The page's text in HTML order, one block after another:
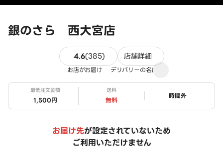
銀のさら 西大宮店
4.6(385)385件のレビュー
店舗詳細
お店がお届け デリバリーの名店
最低注文金額
1,500円
送料
無料 ステータス
時間外
お届け先が設定されていないため
ご利用いただけません